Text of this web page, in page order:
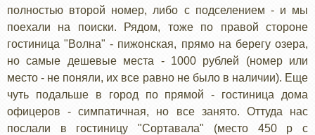
полностью второй номер, либо с подселением - и мы
поехали на поиски. Рядом, тоже по правой стороне
гостиница "Волна" - пижонская, прямо на берегу озера,
но самые дешевые места - 1000 рублей (номер или
место - не поняли, их все равно не было в наличии). Еще
чуть подальше в город по прямой - гостиница дома
офицеров - симпатичная, но все занято. Оттуда нас
послали в гостиницу "Сортавала" (место 450 р с